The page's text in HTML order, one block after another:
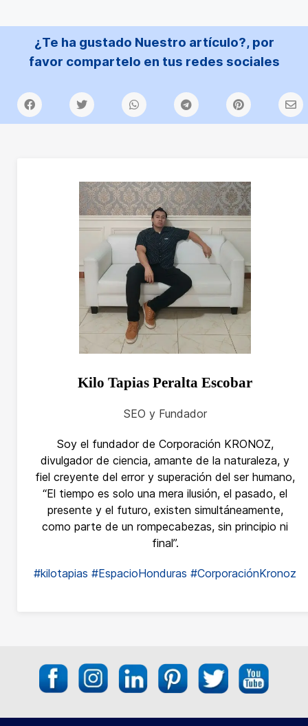
¿Te ha gustado Nuestro artículo?, por
favor compartelo en tus redes sociales
Kilo Tapias Peralta Escobar
SEO y Fundador
Soy el fundador de Corporación KRONOZ,
divulgador de ciencia, amante de la naturaleza, y
fiel creyente del error y superación del ser humano,
“El tiempo es solo una mera ilusión, el pasado, el
presente y el futuro, existen simultáneamente,
como parte de un rompecabezas, sin principio ni
final”.
#kilotapias #EspacioHonduras #CorporaciónKronoz